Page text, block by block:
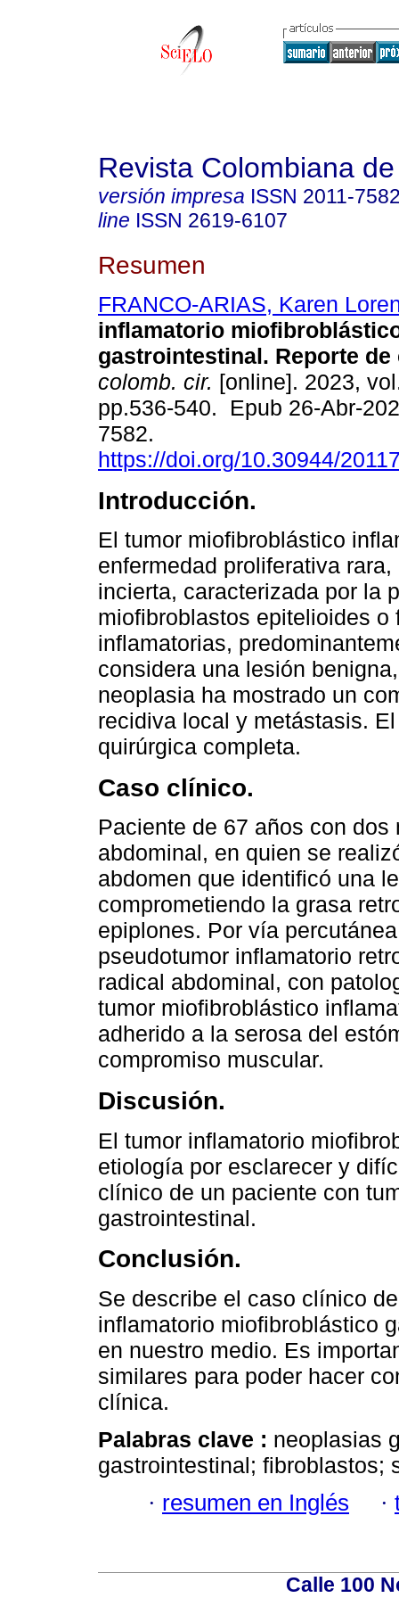
Revista Colombiana
versión impresa ISSN 2011-
line ISSN 2619-6107
Resumen
FRANCO-ARIAS, Karen
inflamatorio
gastrointestinal. Reporte de
colomb. cir. [online]. 2023,
pp.536-540. Epub 26-Abr-
7582.
https://doi.org/10.30944/
Introducción.
El tumor miofibroblástico
enfermedad proliferativa
incierta, caracterizada por la
miofibroblastos epitelioides
inflamatorias,
considera una lesión
neoplasia ha mostrado un
recidiva local y metástasis.
quirúrgica completa.
Caso clínico.
Paciente de 67 años con
abdominal, en quien se
abdomen que identificó una
comprometiendo la grasa
epiplones. Por vía
pseudotumor inflamatorio
radical abdominal, con
tumor miofibroblástico
adherido a la serosa del
compromiso muscular.
Discusión.
El tumor inflamatorio
etiología por esclarecer y
clínico de un paciente con
gastrointestinal.
Conclusión.
Se describe el caso clínico
inflamatorio miofibroblástico
en nuestro medio. Es
similares para poder hacer
clínica.
Palabras clave : neoplasias
gastrointestinal; fibroblastos;
· resumen en Inglés ·
Calle 100